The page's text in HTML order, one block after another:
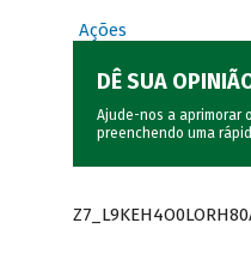
Ações
DÊ SUA
Ajude-nos a aprimorar
preenchendo uma